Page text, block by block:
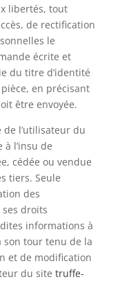
libertés, tout
de rectification
le
écrite et
du titre d’identité
en précisant
être envoyée.
l’utilisateur du
l’insu de
cédée ou vendue
tiers. Seule
des
droits
informations à
son tour tenu de la
et de modification
du site truffe-